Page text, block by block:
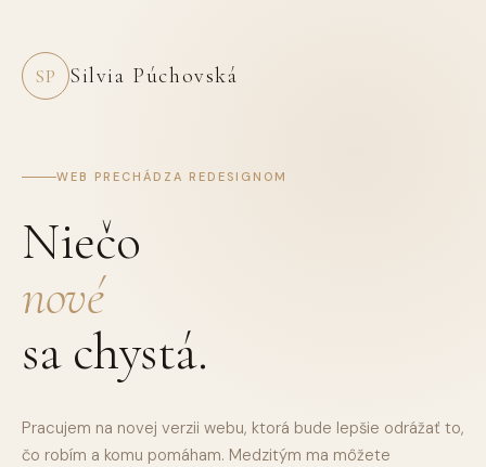
SP Silvia Púchovská
WEB PRECHÁDZA REDESIGNOM
Niečo
nové
sa chystá.
Pracujem na novej verzii webu, ktorá bude lepšie odrážať to,
čo robím a komu pomáham. Medzitým ma môžete